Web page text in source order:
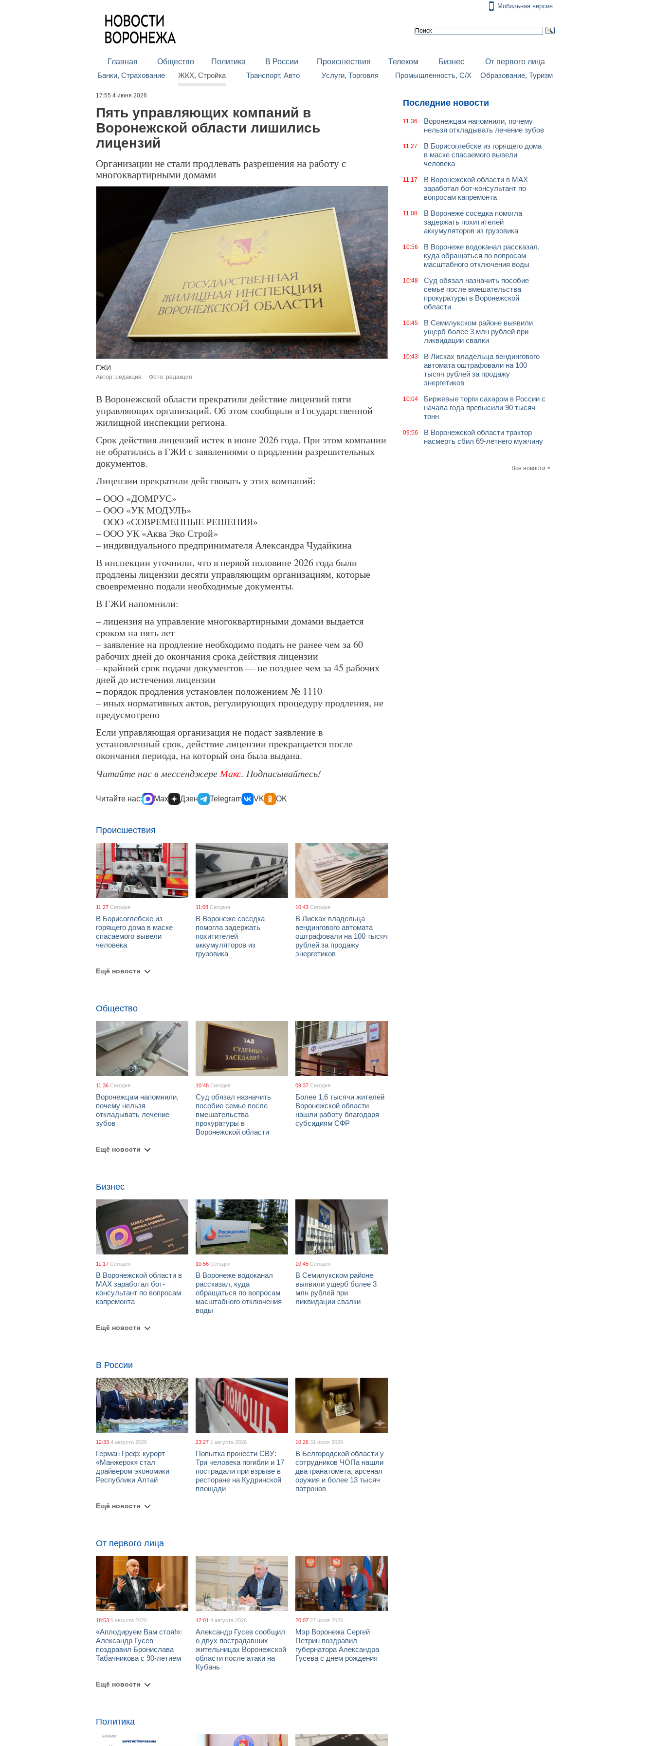
Мобильная версия
Главная Общество Политика В России Происшествия Телеком Бизнес
От первого лица
Банки, Страхование
ЖКХ, Стройка Транспорт, Авто Услуги, Торговля Промышленность, С/Х Образование, Туризм
17:55 4 июня 2026
Пять управляющих компаний в
Воронежской области лишились
лицензий
Организации не стали продлевать разрешения на работу с
многоквартирными домами
ГЖИ.
Автор: редакция. Фото: редакция.
В Воронежской области прекратили действие лицензий пяти
управляющих организаций. Об этом сообщили в Государственной
жилищной инспекции региона.
Срок действия лицензий истек в июне 2026 года. При этом компании
не обратились в ГЖИ с заявлениями о продлении разрешительных
документов.
Лицензии прекратили действовать у этих компаний:
– ООО «ДОМРУС»
– ООО «УК МОДУЛЬ»
– ООО «СОВРЕМЕННЫЕ РЕШЕНИЯ»
– ООО УК «Аква Эко Строй»
– индивидуального предпринимателя Александра Чудайкина
В инспекции уточнили, что в первой половине 2026 года были
продлены лицензии десяти управляющим организациям, которые
своевременно подали необходимые документы.
В ГЖИ напомнили:
– лицензия на управление многоквартирными домами выдается
сроком на пять лет
– заявление на продление необходимо подать не ранее чем за 60
рабочих дней до окончания срока действия лицензии
– крайний срок подачи документов — не позднее чем за 45 рабочих
дней до истечения лицензии
– порядок продления установлен положением № 1110
– иных нормативных актов, регулирующих процедуру продления, не
предусмотрено
Если управляющая организация не подаст заявление в
установленный срок, действие лицензии прекращается после
окончания периода, на который она была выдана.
Читайте нас в мессенджере Макс. Подписывайтесь!
Читайте нас: Max Дзен Telegram VK OK
Происшествия
11:27 Сегодня
В Борисоглебске из
горящего дома в маске
спасаемого вывели
человека
11:08 Сегодня
В Воронеже соседка
помогла задержать
похитителей
аккумуляторов из
грузовика
10:43 Сегодня
В Лисках владельца
вендингового автомата
оштрафовали на 100 тысяч
рублей за продажу
энергетиков
Ещё новости
Общество
11:36 Сегодня
Воронежцам напомнили,
почему нельзя
откладывать лечение
зубов
10:48 Сегодня
Суд обязал назначить
пособие семье после
вмешательства
прокуратуры в
Воронежской области
09:37 Сегодня
Более 1,6 тысячи жителей
Воронежской области
нашли работу благодаря
субсидиям СФР
Ещё новости
Бизнес
11:17 Сегодня
В Воронежской области в
МАХ заработал бот-
консультант по вопросам
капремонта
10:56 Сегодня
В Воронеже водоканал
рассказал, куда
обращаться по вопросам
масштабного отключения
воды
10:45 Сегодня
В Семилукском районе
выявили ущерб более 3
млн рублей при
ликвидации свалки
Ещё новости
В России
12:33 4 августа 2026
Герман Греф: курорт
«Манжерок» стал
драйвером экономики
Республики Алтай
23:27 1 августа 2026
Попытка пронести СВУ:
Три человека погибли и 17
пострадали при взрыве в
ресторане на Кудринской
площади
10:26 31 июля 2026
В Белгородской области у
сотрудников ЧОПа нашли
два гранатомета, арсенал
оружия и более 13 тысяч
патронов
Ещё новости
От первого лица
18:53 5 августа 2026
«Аплодируем Вам стоя!»:
Александр Гусев
поздравил Бронислава
Табачникова с 90-летием
12:01 4 августа 2026
Александр Гусев сообщил
о двух пострадавших
жительницах Воронежской
области после атаки на
Кубань
20:07 27 июля 2026
Мэр Воронежа Сергей
Петрин поздравил
губернатора Александра
Гусева с днем рождения
Ещё новости
Политика
Последние новости
11:36
Воронежцам напомнили, почему
нельзя откладывать лечение зубов
11:27
В Борисоглебске из горящего дома
в маске спасаемого вывели
человека
11:17
В Воронежской области в МАХ
заработал бот-консультант по
вопросам капремонта
11:08
В Воронеже соседка помогла
задержать похитителей
аккумуляторов из грузовика
10:56
В Воронеже водоканал рассказал,
куда обращаться по вопросам
масштабного отключения воды
10:48
Суд обязал назначить пособие
семье после вмешательства
прокуратуры в Воронежской
области
10:45
В Семилукском районе выявили
ущерб более 3 млн рублей при
ликвидации свалки
10:43
В Лисках владельца вендингового
автомата оштрафовали на 100
тысяч рублей за продажу
энергетиков
10:04
Биржевые торги сахаром в России с
начала года превысили 90 тысяч
тонн
09:56
В Воронежской области трактор
насмерть сбил 69-летнего мужчину
Все новости >